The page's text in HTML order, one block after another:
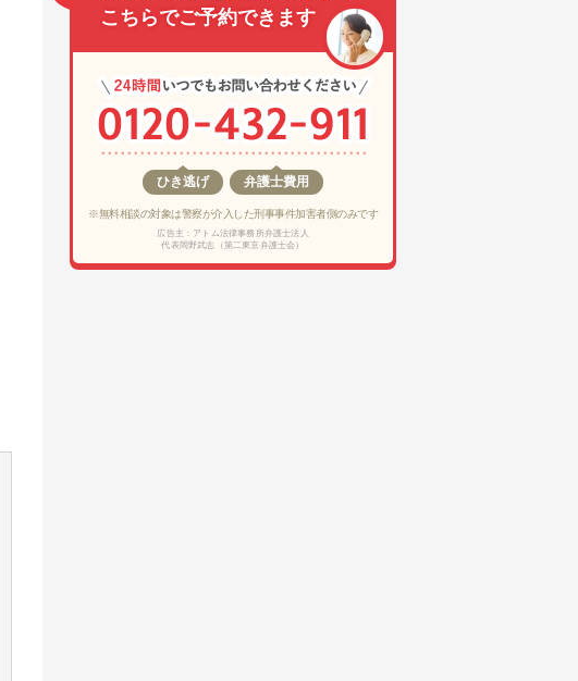
こちらでご予約できます
ひき逃げ 弁護士費用
※無料相談の対象は警察が介入した刑事事件加害者側のみです
広告主：アトム法律事務所弁護士法人
代表岡野武志（第二東京弁護士会）